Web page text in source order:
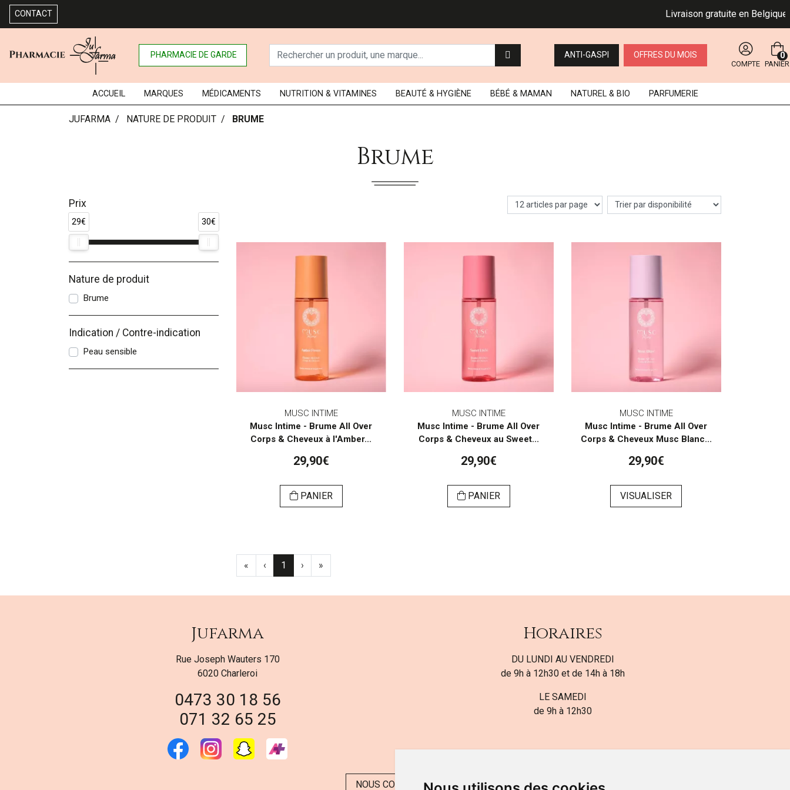
CONTACT Livraison gratuite en Belgique
PHARMACIE DE GARDE ANTI-GASPI OFFRES DU MOIS
COMPTE PANIER
0
ACCUEIL MARQUES MÉDICAMENTS NUTRITION & VITAMINES BEAUTÉ & HYGIÈNE BÉBÉ & MAMAN NATUREL & BIO PARFUMERIE
JUFARMA NATURE DE PRODUIT BRUME
Brume
Prix
29€ 30€
Nature de produit
Brume
Indication / Contre-indication
Peau sensible
MUSC INTIME
Musc Intime - Brume All Over
Corps & Cheveux à l'Amber...
29,90€
PANIER
MUSC INTIME
Musc Intime - Brume All Over
Corps & Cheveux au Sweet...
29,90€
PANIER
MUSC INTIME
Musc Intime - Brume All Over
Corps & Cheveux Musc Blanc...
29,90€
VISUALISER
« ‹ 1 › »
Jufarma
Rue Joseph Wauters 170
6020 Charleroi
0473 30 18 56
071 32 65 25
Horaires
DU LUNDI AU VENDREDI
de 9h à 12h30 et de 14h à 18h
LE SAMEDI
de 9h à 12h30
NOUS CONTACTER